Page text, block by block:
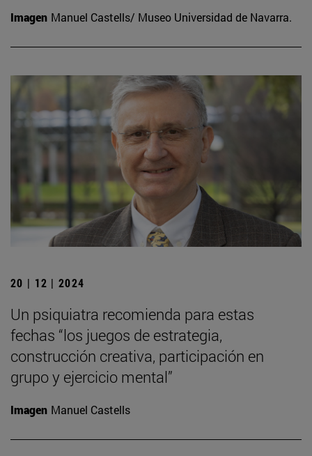
Imagen Manuel Castells/ Museo Universidad de Navarra.
20 | 12 | 2024
Un psiquiatra recomienda para estas
fechas “los juegos de estrategia,
construcción creativa, participación en
grupo y ejercicio mental”
Imagen Manuel Castells